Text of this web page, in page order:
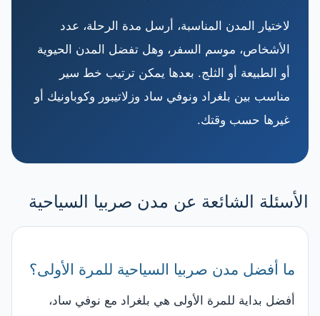
لاختيار المدن المناسبة، أرسل مدة الرحلة، عدد
الأشخاص، موسم السفر، وهل تفضل المدن الحيوية
أو الطبيعة أو الثلج. بعدها يمكن ترتيب خط سير
مناسب بين بلغراد ونوفي ساد وزلاتيبور وكوباونيك أو
غيرها حسب وقتك.
الأسئلة الشائعة عن مدن صربيا السياحية
ما أفضل مدن صربيا السياحية للمرة الأولى؟
أفضل بداية للمرة الأولى هي بلغراد مع نوفي ساد،